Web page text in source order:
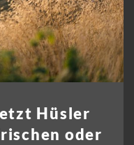
Hüsler
oder